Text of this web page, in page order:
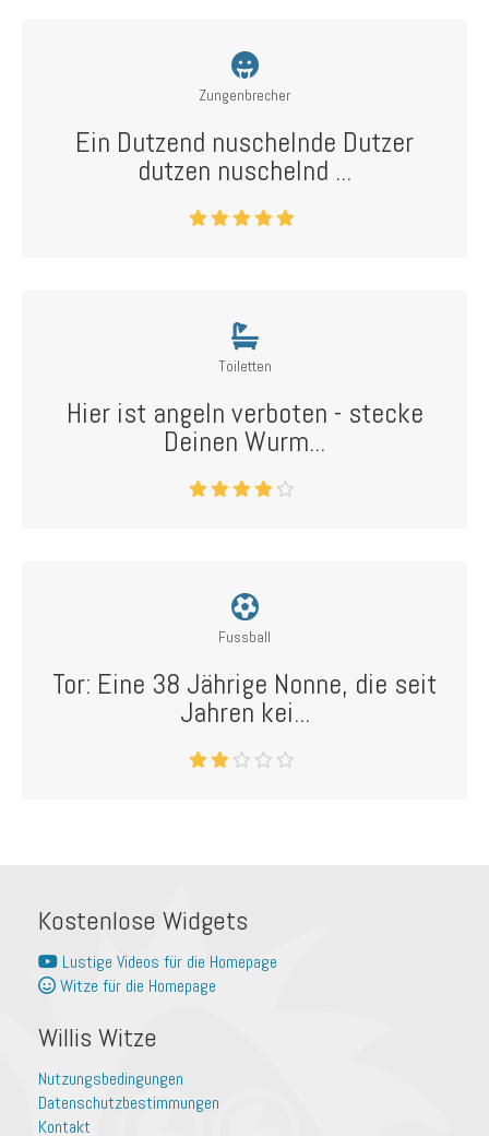
Zungenbrecher
Ein Dutzend nuschelnde Dutzer
dutzen nuschelnd ...
Toiletten
Hier ist angeln verboten - stecke
Deinen Wurm...
Fussball
Tor: Eine 38 Jährige Nonne, die seit
Jahren kei...
Kostenlose Widgets
Lustige Videos für die Homepage
Witze für die Homepage
Willis Witze
Nutzungsbedingungen
Datenschutzbestimmungen
Kontakt